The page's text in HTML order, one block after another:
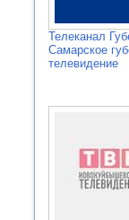
Телеканал
Самарское
телевидение